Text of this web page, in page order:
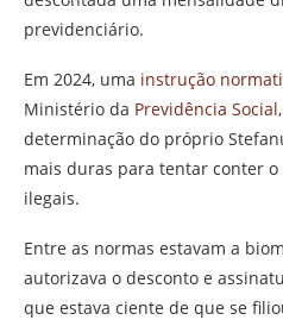
previdenciário.
Em 2024, uma instrução
Ministério da Previdência Social
determinação do próprio
mais duras para tentar conter o
ilegais.
Entre as normas estavam a
autorizava o desconto e
que estava ciente de que se